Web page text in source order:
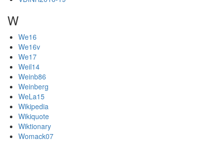
W
We16
We16v
We17
Weil14
Weinb86
Weinberg
WeLa15
Wikipedia
Wikiquote
Wiktionary
Womack07